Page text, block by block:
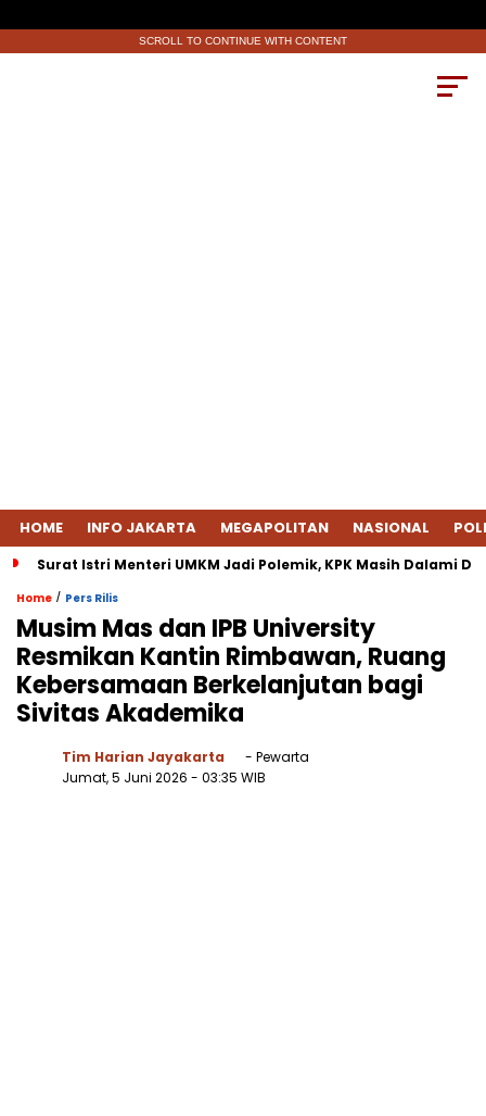
SCROLL TO CONTINUE WITH CONTENT
HOME INFO JAKARTA MEGAPOLITAN NASIONAL
Surat Istri Menteri UMKM Jadi Polemik, KPK Masih Dalami
Home / Pers Rilis
Musim Mas dan IPB University
Resmikan Kantin Rimbawan, Ruang
Kebersamaan Berkelanjutan bagi
Sivitas Akademika
Tim Harian Jayakarta
- Pewarta
Jumat, 5 Juni 2026 - 03:35 WIB